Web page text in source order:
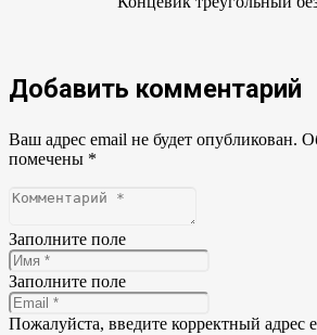
Добавить комментарий
Ваш адрес email не будет опубликован.
помечены *
Заполните поле
Заполните поле
Пожалуйста, введите корректный адрес